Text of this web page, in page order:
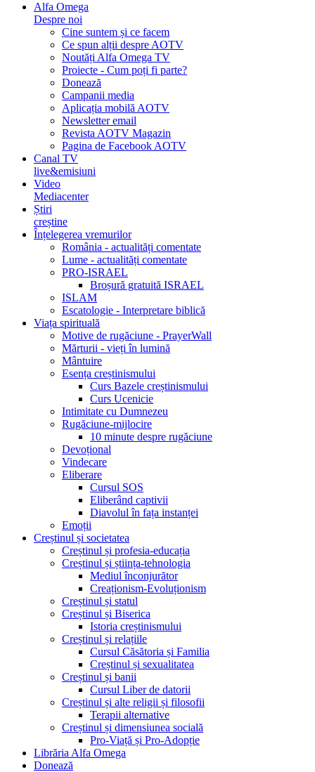
Alfa Omega
Despre noi
Cine suntem și ce facem
Ce spun alții despre AOTV
Noutăți Alfa Omega TV
Proiecte - Cum poți fi parte?
Donează
Campanii media
Aplicația mobilă AOTV
Newsletter email
Revista AOTV Magazin
Pagina de Facebook AOTV
Canal TV
live&emisiuni
Video
Mediacenter
Știri
creștine
Înțelegerea vremurilor
România - actualități comentate
Lume - actualități comentate
PRO-ISRAEL
Broșură gratuită ISRAEL
ISLAM
Escatologie - Interpretare biblică
Viața spirituală
Motive de rugăciune - PrayerWall
Mărturii - vieți în lumină
Mântuire
Esența creștinismului
Curs Bazele creștinismului
Curs Ucenicie
Intimitate cu Dumnezeu
Rugăciune-mijlocire
10 minute despre rugăciune
Devoțional
Vindecare
Eliberare
Cursul SOS
Eliberând captivii
Diavolul în fața instanței
Emoții
Creștinul și societatea
Creștinul și profesia-educația
Creștinul și știința-tehnologia
Mediul înconjurător
Creaționism-Evoluționism
Creștinul și statul
Creștinul și Biserica
Istoria creștinismului
Creștinul și relațiile
Cursul Căsătoria și Familia
Creștinul și sexualitatea
Creștinul și banii
Cursul Liber de datorii
Creștinul și alte religii și filosofii
Terapii alternative
Creștinul și dimensiunea socială
Pro-Viață și Pro-Adopție
Librăria Alfa Omega
Donează